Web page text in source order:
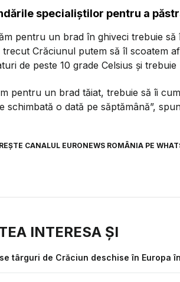
specialiștilor pentru a
pentru un brad în ghiveci trebuie
trecut Crăciunul putem să îl scoatem
de peste 10 grade Celsius și
pentru un brad tăiat, trebuie să îi
schimbată o dată pe săptămână”,
CANALUL EURONEWS ROMÂNIA PE
INTERESA ȘI
târguri de Crăciun deschise în Europa